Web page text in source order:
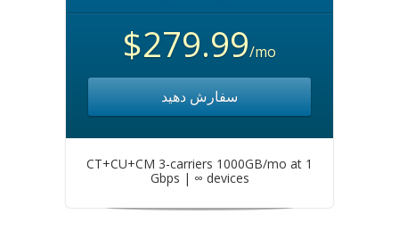
$279.99/mo
سفارش دهید
CT+CU+CM 3-carriers 1000GB/mo at 1
Gbps | ∞ devices